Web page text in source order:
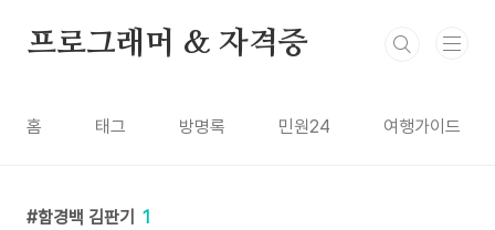
프로그래머 & 자격증
홈 태그 방명록 민원24 여행가이드
함경백 김판기 1